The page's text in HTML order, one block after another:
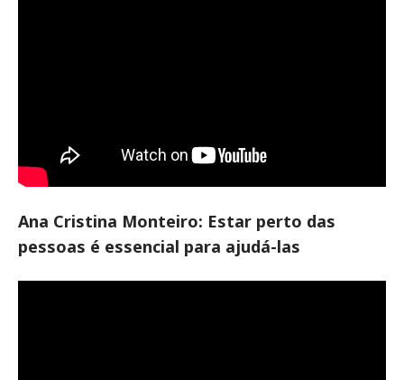
Ana Cristina Monteiro: Estar perto das
pessoas é essencial para ajudá-las